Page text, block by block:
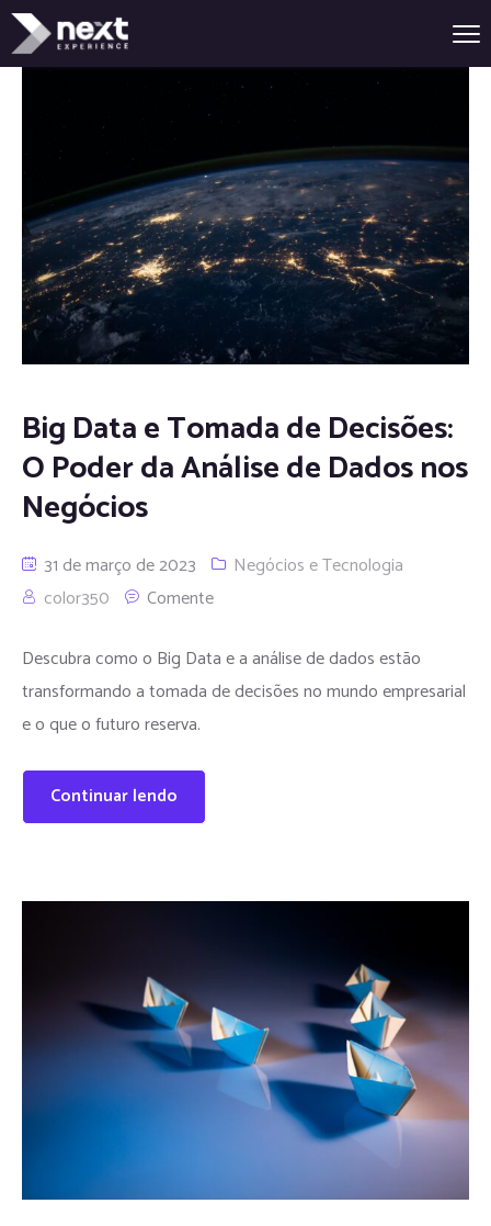
Big Data e Tomada de Decisões:
O Poder da Análise de Dados nos
Negócios
31 de março de 2023
Negócios e Tecnologia
color350
Comente
Descubra como o Big Data e a análise de dados estão
transformando a tomada de decisões no mundo empresarial
e o que o futuro reserva.
Continuar lendo